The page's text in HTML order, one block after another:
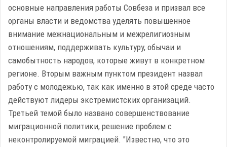
основные направления работы Совбеза и призвал все
органы власти и ведомства уделять повышенное
внимание межнациональным и межрелигиозным
отношениям, поддерживать культуру, обычаи и
самобытность народов, которые живут в конкретном
регионе. Вторым важным пунктом президент назвал
работу с молодежью, так как именно в этой среде часто
действуют лидеры экстремистских организаций.
Третьей темой было названо совершенствование
миграционной политики, решение проблем с
неконтролируемой миграцией. "Известно, что это